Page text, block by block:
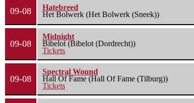
09-08
Hatebreed
Het Bolwerk (Het Bolwerk (Sneek))
09-08
Midnight
Bibelot (Bibelot (Dordrecht))
Tickets
09-08
Spectral Wound
Hall Of Fame (Hall Of Fame (Tilburg))
Tickets